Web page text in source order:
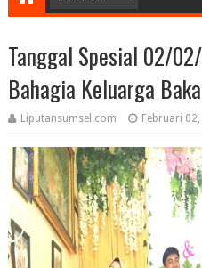
Tanggal Spesial 02/
Bahagia Keluarga
Liputansumsel.com Februari